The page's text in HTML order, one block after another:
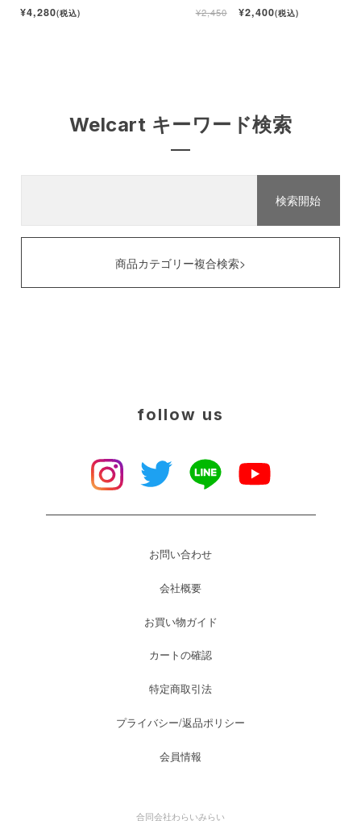
¥4,280(税込) ¥2,450 ¥2,400(税込)
Welcart キーワード検索
商品カテゴリー複合検索>
follow us
お問い合わせ
会社概要
お買い物ガイド
カートの確認
特定商取引法
プライバシー/返品ポリシー
会員情報
合同会社わらいみらい